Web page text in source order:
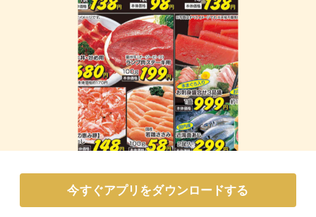
今すぐアプリをダウンロードする